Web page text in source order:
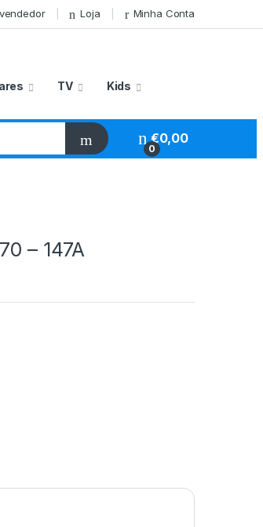
Loja Minha Conta
TV Kids
0
€0,00
– 147A